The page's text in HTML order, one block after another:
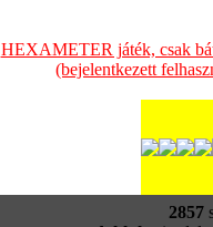
HEXAMETER játék, csak
(bejelentkezett
2857